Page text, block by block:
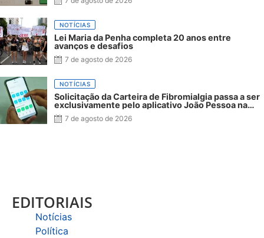
NOTÍCIAS
Lei Maria da Penha completa 20 anos entre
avanços e desafios
7 de agosto de 2026
NOTÍCIAS
Solicitação da Carteira de Fibromialgia passa a ser
exclusivamente pelo aplicativo João Pessoa na
Palma da Mão
7 de agosto de 2026
EDITORIAIS
Notícias
Política